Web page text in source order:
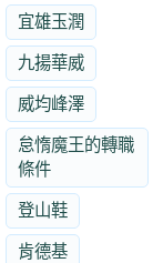
宜雄玉潤
九揚華威
威均峰澤
怠惰魔王的轉職
條件
登山鞋
肯德基